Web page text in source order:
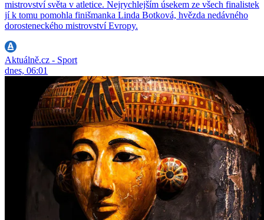
mistrovství světa v atletice. Nejrychlejším úsekem ze všech finalistek
jí k tomu pomohla finišmanka Linda Botková, hvězda nedávného
dorosteneckého mistrovství Evropy.
Aktuálně.cz - Sport
dnes, 06:01